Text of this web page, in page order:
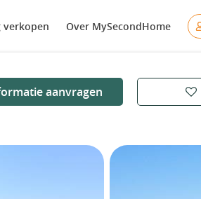
verkopen Over MySecondHome
aanvragen